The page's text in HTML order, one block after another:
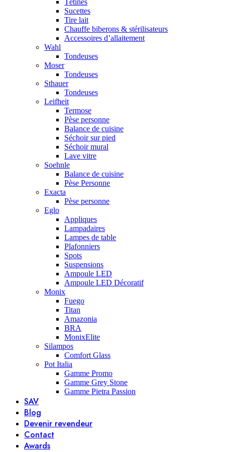
Tétines
Sucettes
Tire lait
Chauffe biberons & stérilisateurs
Accessoires d’allaitement
Wahl
Tondeuses
Moser
Tondeuses
Sthauer
Tondeuses
Leifheit
Termose
Pèse personne
Balance de cuisine
Séchoir sur pied
Séchoir mural
Lave vitre
Soehnle
Balance de cuisine
Pèse Personne
Exacta
Pèse personne
Eglo
Appliques
Lampadaires
Lampes de table
Plafonniers
Spots
Suspensions
Ampoule LED
Ampoule LED Décoratif
Monix
Fuego
Titan
Amazonia
BRA
MonixElite
Silampos
Comfort Glass
Pot Italia
Gamme Promo
Gamme Grey Stone
Gamme Pietra Passion
SAV
Blog
Devenir revendeur
Contact
Awards